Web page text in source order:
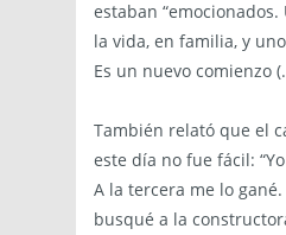
estaban
la vida, en familia, y
Es un nuevo comienzo
También relató que el
este día no fue fácil:
A la tercera me lo
busqué a la